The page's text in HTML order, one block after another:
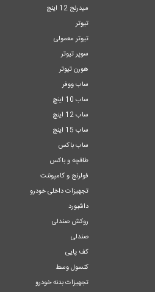
میدرنج 12 اینچ
تیوتر
تیوتر معمولی
سوپر تیوتر
هورن تیوتر
ساب ووفر
ساب 10 اینچ
ساب 12 اینچ
ساب 15 اینچ
ساب باکس
طاقچه و باکس
فولرنج و کامپوننت
تجهیزات داخلی خودرو
داشبورد
روکش صندلی
صندلی
کف پایی
کنسول وسط
تجهیزات بدنه خودرو